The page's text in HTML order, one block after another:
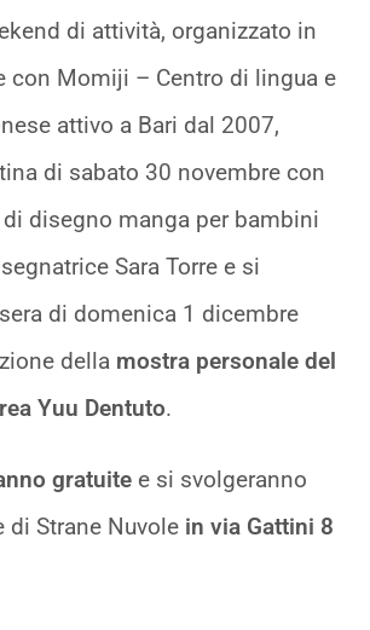
di attività, organizzato in
con Momiji – Centro di lingua e
attivo a Bari dal 2007,
di sabato 30 novembre con
disegno manga per bambini
Sara Torre e si
di domenica 1 dicembre
della mostra personale del
Yuu Dentuto.
gratuite e si svolgeranno
di Strane Nuvole in via Gattini 8